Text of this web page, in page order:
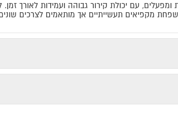
ומפעלים, עם יכולת קירור גבוהה ועמידות לאורך
מקפיאים תעשייתיים אך מותאמים לצרכים